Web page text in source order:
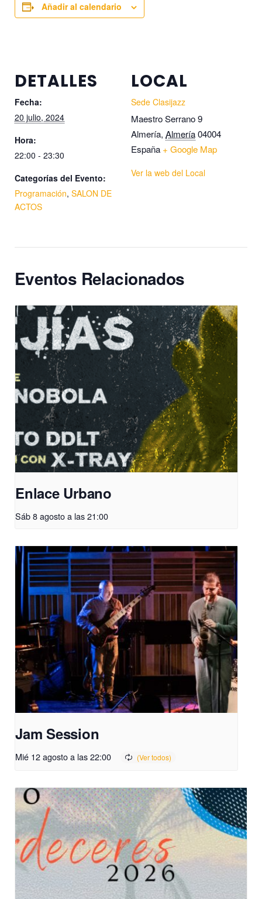
Añadir al calendario
DETALLES
Fecha:
20 julio, 2024
Hora:
22:00 - 23:30
Categorías del Evento:
Programación, SALON DE
ACTOS
LOCAL
Sede Clasijazz
Maestro Serrano 9
Almería, Almería04004
España + Google Map
Ver la web del Local
Eventos Relacionados
Enlace Urbano
Sáb 8 agosto a las 21:00
Jam Session
Mié 12 agosto a las 22:00